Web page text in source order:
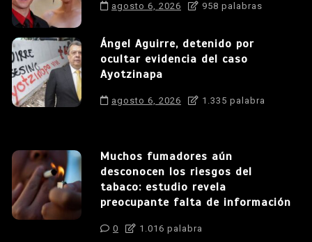
agosto 6, 2026 958 palabras
Ángel Aguirre, detenido por
ocultar evidencia del caso
Ayotzinapa
agosto 6, 2026 1.335 palabra
Muchos fumadores aún
desconocen los riesgos del
tabaco: estudio revela
preocupante falta de información
0 1.016 palabra